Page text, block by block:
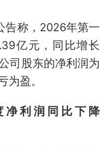
告称，2026年第一
亿元，同比增长
司股东的净利润为
为盈。
净利润同比下降